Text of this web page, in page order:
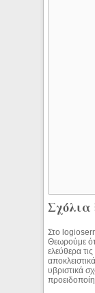
Σχόλια
Στο
Θεωρούμε
ελεύθερα
υβριστικά